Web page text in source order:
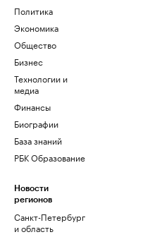
Политика
Экономика
Общество
Бизнес
Технологии и
медиа
Финансы
Биографии
База знаний
РБК Образование
Новости
регионов
Санкт-Петербург
и область